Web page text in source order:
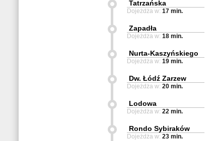
Tatrzańska
Dojeżdża w: 17 min.
Zapadła
Dojeżdża w: 18 min.
Nurta-Kaszyńskiego
Dojeżdża w: 19 min.
Dw. Łódź Zarzew
Dojeżdża w: 20 min.
Lodowa
Dojeżdża w: 22 min.
Rondo Sybiraków
Dojeżdża w: 23 min.